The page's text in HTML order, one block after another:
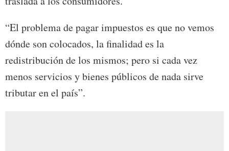
“El problema de pagar impuestos es que no vemos
dónde son colocados, la finalidad es la
redistribución de los mismos; pero si cada vez
menos servicios y bienes públicos de nada sirve
tributar en el país”.